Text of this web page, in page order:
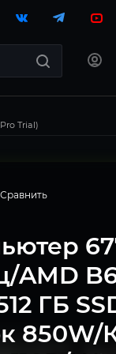
Trial)
Сравнить
AMD
ГБ
850W/